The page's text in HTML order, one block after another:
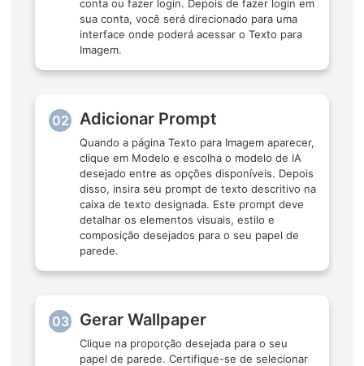
conta ou fazer login. Depois de fazer login em
sua conta, você será direcionado para uma
interface onde poderá acessar o Texto para
Imagem.
02 Adicionar Prompt
Quando a página Texto para Imagem aparecer,
clique em Modelo e escolha o modelo de IA
desejado entre as opções disponíveis. Depois
disso, insira seu prompt de texto descritivo na
caixa de texto designada. Este prompt deve
detalhar os elementos visuais, estilo e
composição desejados para o seu papel de
parede.
03 Gerar Wallpaper
Clique na proporção desejada para o seu
papel de parede. Certifique-se de selecionar